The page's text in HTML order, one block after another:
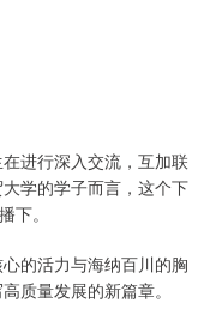
进行深入交流，互加联
学的学子而言，这个下
下。
的活力与海纳百川的胸
质量发展的新篇章。